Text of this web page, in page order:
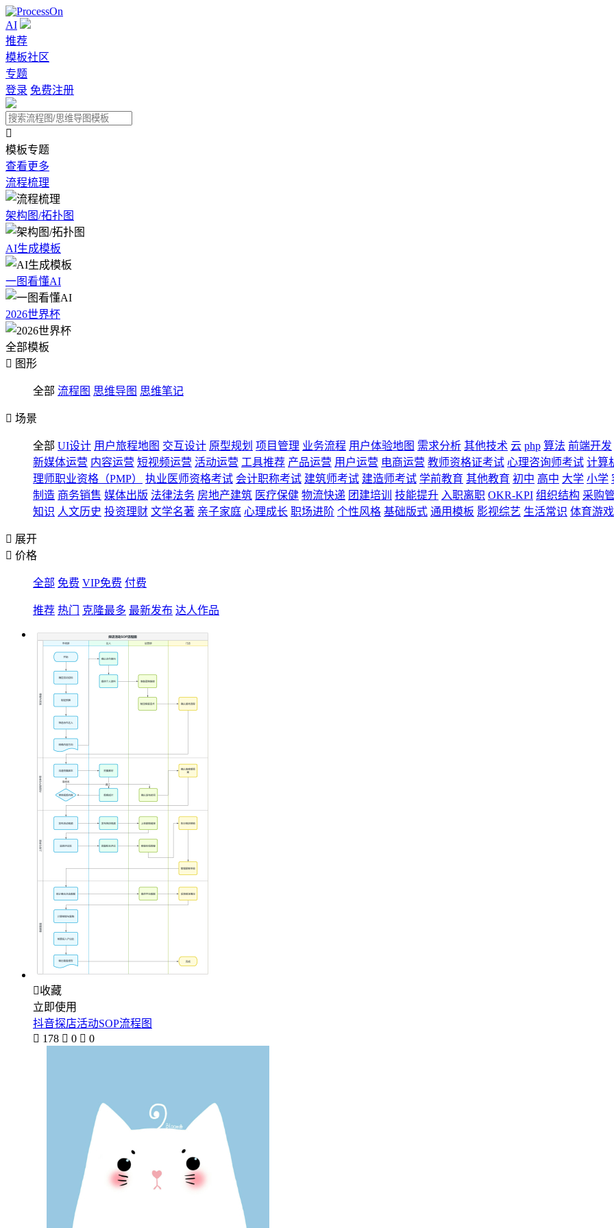
AI
推荐
模板社区
专题
登录 免费注册

模板专题
查看更多
流程梳理
架构图/拓扑图
AI生成模板
一图看懂AI
2026世界杯
全部模板
 图形
全部 流程图 思维导图 思维笔记
 场景
全部 UI设计 用户旅程地图 交互设计 原型规划 项目管理 业务流程 用户体验地图 需求分析 其他技术 云 php 算法 前端开发
新媒体运营 内容运营 短视频运营 活动运营 工具推荐 产品运营 用户运营 电商运营 教师资格证考试 心理咨询师考试 计算
理师职业资格（PMP）
执业医师资格考试 会计职称考试 建筑师考试 建造师考试 学前教育 其他教育 初中 高中 大学 小学
制造 商务销售 媒体出版 法律法务 房地产建筑 医疗保健 物流快递 团建培训 技能提升 入职离职 OKR-KPI 组织结构 采购
知识 人文历史 投资理财 文学名著 亲子家庭 心理成长 职场进阶 个性风格 基础版式 通用模板 影视综艺 生活常识 体育游戏
 展开
 价格
全部 免费 VIP免费 付费
推荐 热门 克隆最多 最新发布 达人作品
收藏
立即使用
抖音探店活动SOP流程图
 178  0  0